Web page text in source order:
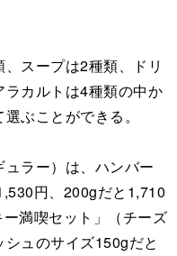
スープは2種類、ドリ
カルトは4種類の中か
ぶことができる。
ラー）は、ハンバー
円、200gだと1,710
満喫セット」（チーズ
ュのサイズ150gだと